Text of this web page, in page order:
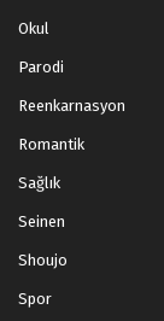
Okul
Parodi
Reenkarnasyon
Romantik
Sağlık
Seinen
Shoujo
Spor